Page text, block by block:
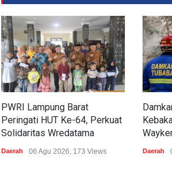
PWRI Lampung Barat
Peringati HUT Ke-64, Perkuat
Solidaritas Wredatama
Daerah 06 Agu 2026, 173 Views Daerah